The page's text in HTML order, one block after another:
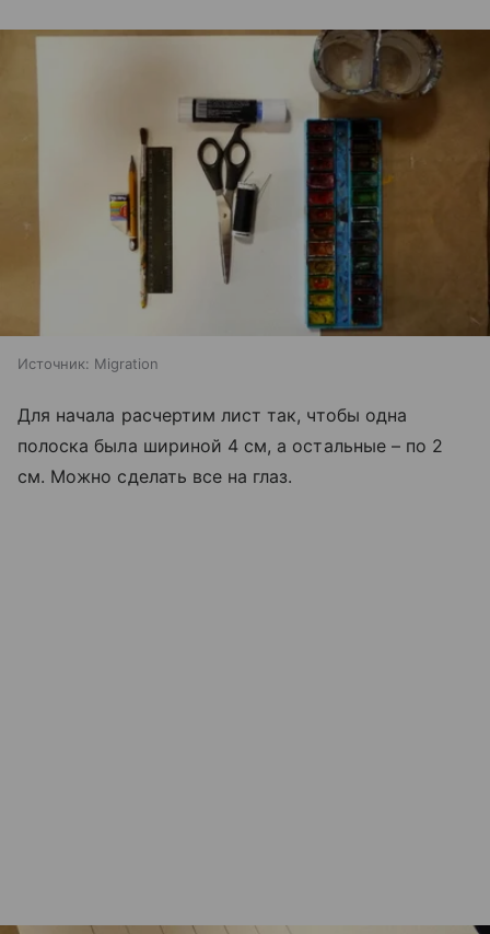
Источник: Migration
Для начала расчертим лист так, чтобы одна
полоска была шириной 4 см, а остальные – по 2
см. Можно сделать все на глаз.